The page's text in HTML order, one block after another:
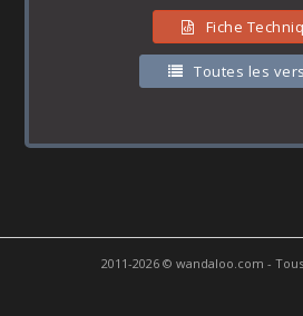
Fiche
Toutes les
2011-2026 © wandaloo.com -